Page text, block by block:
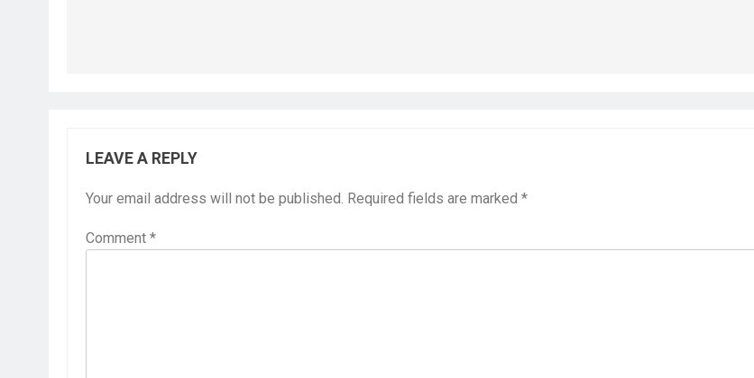
LEAVE A REPLY
Your email address will not be published. Required fields are marked *
Comment *